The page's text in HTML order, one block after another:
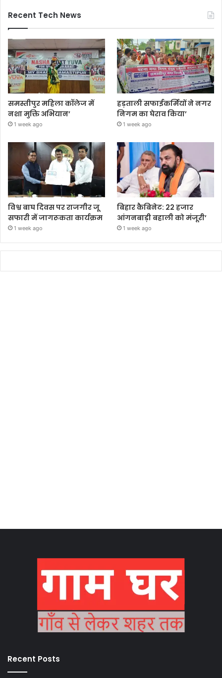
Recent Tech News
समस्तीपुर महिला कॉलेज में
नशा मुक्ति अभियान’
1 week ago
हड़ताली सफाईकर्मियों ने नगर
निगम का घेराव किया’
1 week ago
विश्व बाघ दिवस पर राजगीर जू
सफारी में जागरूकता कार्यक्रम
1 week ago
बिहार कैबिनेट: 22 हजार
आंगनबाड़ी बहाली को मंजूरी’
1 week ago
Recent Posts